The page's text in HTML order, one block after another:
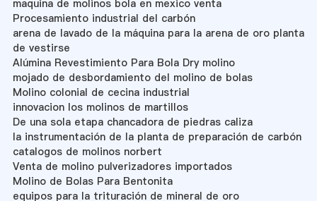
maquina de molinos bola en mexico venta
Procesamiento industrial del carbón
arena de lavado de la máquina para la arena de oro planta
de vestirse
Alúmina Revestimiento Para Bola Dry molino
mojado de desbordamiento del molino de bolas
Molino colonial de cecina industrial
innovacion los molinos de martillos
De una sola etapa chancadora de piedras caliza
la instrumentación de la planta de preparación de carbón
catalogos de molinos norbert
Venta de molino pulverizadores importados
Molino de Bolas Para Bentonita
equipos para la trituración de mineral de oro